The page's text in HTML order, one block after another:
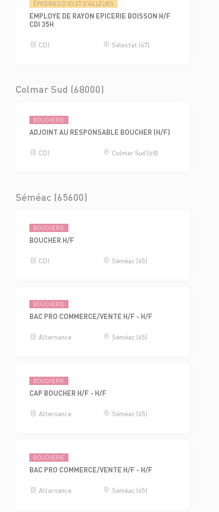
ÉPICERIES D'ICI ET D'AILLEURS
EMPLOYE DE RAYON EPICERIE BOISSON H/F
CDI 35H
CDI Sélestat (67)
Colmar Sud (68000)
BOUCHERIE
ADJOINT AU RESPONSABLE BOUCHER (H/F)
CDI Colmar Sud (68)
Séméac (65600)
BOUCHERIE
BOUCHER H/F
CDI Séméac (65)
BOUCHERIE
BAC PRO COMMERCE/VENTE H/F - H/F
Alternance Séméac (65)
BOUCHERIE
CAP BOUCHER H/F - H/F
Alternance Séméac (65)
BOUCHERIE
BAC PRO COMMERCE/VENTE H/F - H/F
Alternance Séméac (65)